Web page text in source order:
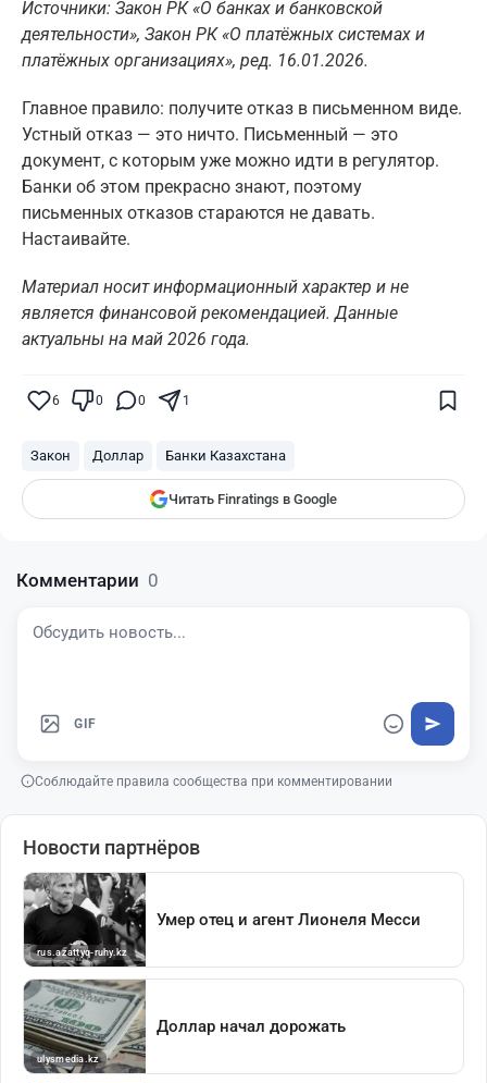
Источники: Закон РК «О банках и банковской
деятельности», Закон РК «О платёжных системах и
платёжных организациях», ред. 16.01.2026.
Главное правило: получите отказ в письменном виде.
Устный отказ — это ничто. Письменный — это
документ, с которым уже можно идти в регулятор.
Банки об этом прекрасно знают, поэтому
письменных отказов стараются не давать.
Настаивайте.
Материал носит информационный характер и не
является финансовой рекомендацией. Данные
актуальны на май 2026 года.
6 0 0 1
Закон Доллар Банки Казахстана
Читать Finratings в Google
показываться вам
Комментарии 0
GIF
Соблюдайте правила сообщества при комментировании